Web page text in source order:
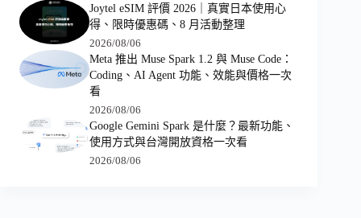
Joytel eSIM 評價 2026｜真實日本使用心
得、限時優惠碼、8 月活動整理
2026/08/06
Meta 推出 Muse Spark 1.2 與 Muse Code：
Coding、AI Agent 功能、效能與價格一次
看
2026/08/06
Google Gemini Spark 是什麼？最新功能、
使用方式與台灣開放資格一次看
2026/08/06